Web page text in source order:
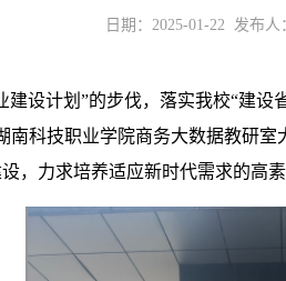
日期：2025-01-22 发布人
建设计划”的步伐，落实我校“建
南科技职业学院商务大数据教研室
，力求培养适应新时代需求的高